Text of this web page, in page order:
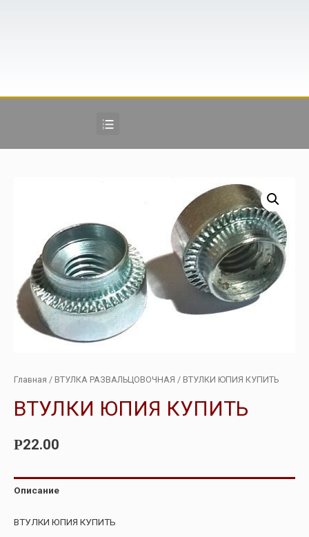
Главная / ВТУЛКА РАЗВАЛЬЦОВОЧНАЯ / ВТУЛКИ ЮПИЯ КУПИТЬ
ВТУЛКИ ЮПИЯ КУПИТЬ
Р22.00
Описание
ВТУЛКИ ЮПИЯ КУПИТЬ